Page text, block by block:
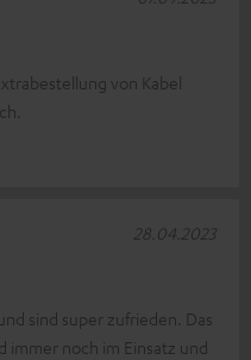
von Kabel
sind super zufrieden. Das
immer noch im Einsatz und
28.04.2023